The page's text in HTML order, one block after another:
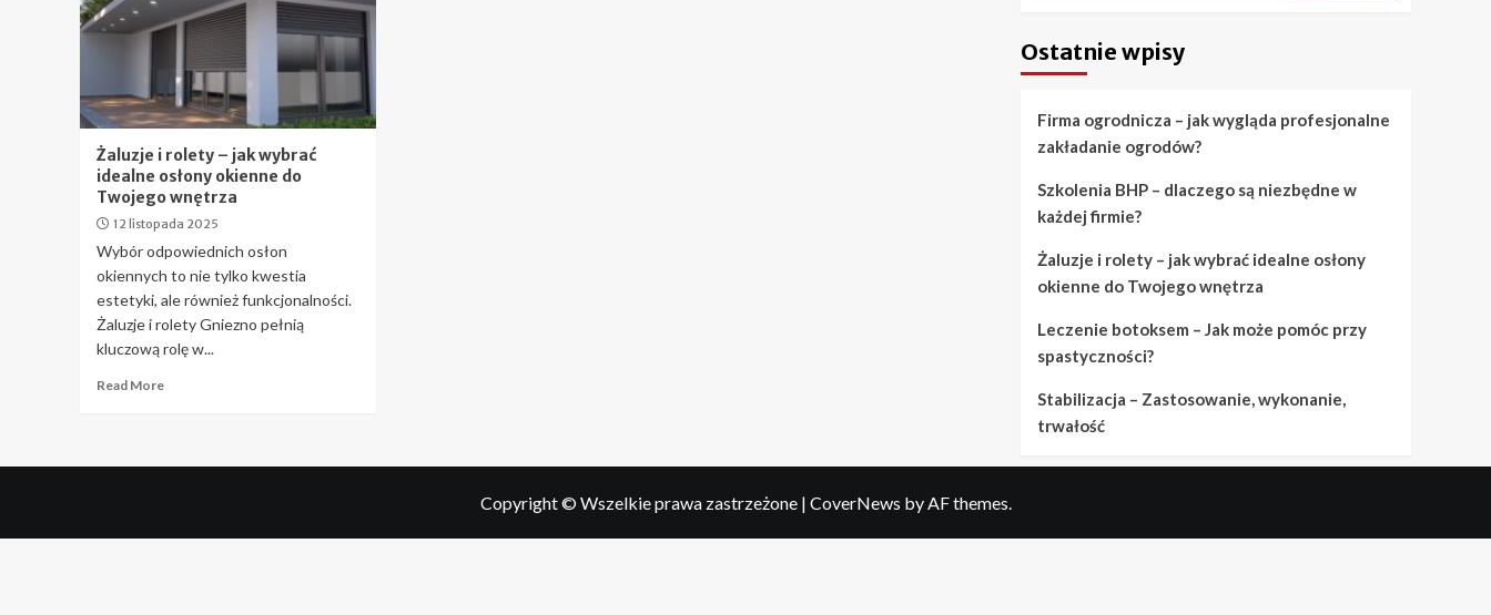
Żaluzje i rolety – jak wybrać
idealne osłony okienne do
Twojego wnętrza
12 listopada 2025
Wybór odpowiednich osłon
okiennych to nie tylko kwestia
estetyki, ale również funkcjonalności.
Żaluzje i rolety Gniezno pełnią
kluczową rolę w...
Read More
Ostatnie wpisy
Firma ogrodnicza – jak wygląda profesjonalne
zakładanie ogrodów?
Szkolenia BHP – dlaczego są niezbędne w
każdej firmie?
Żaluzje i rolety – jak wybrać idealne osłony
okienne do Twojego wnętrza
Leczenie botoksem – Jak może pomóc przy
spastyczności?
Stabilizacja – Zastosowanie, wykonanie,
trwałość
Copyright © Wszelkie prawa zastrzeżone | CoverNews by AF themes.